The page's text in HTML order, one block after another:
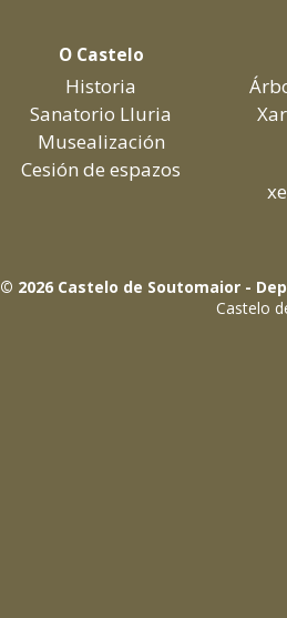
O Castelo
Historia
Sanatorio Lluria
Musealización
Cesión de espazos
© 2026 Castelo de Soutomaior -
Castelo